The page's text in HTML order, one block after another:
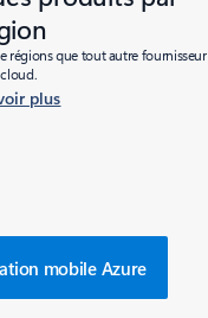
régions que tout autre fournisseur
plus
mobile Azure